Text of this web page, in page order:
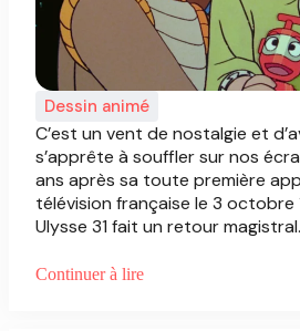
Dessin animé
C’est un vent de nostalgie et
s’apprête à souffler sur nos
ans après sa toute première
télévision française le 3 octobre
Ulysse 31 fait un retour magistral.
Continuer à lire